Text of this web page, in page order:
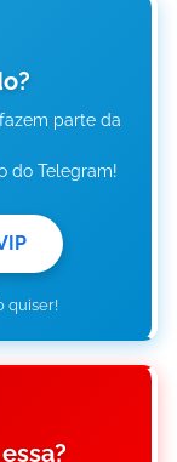
parte da
do Telegram!
quiser!